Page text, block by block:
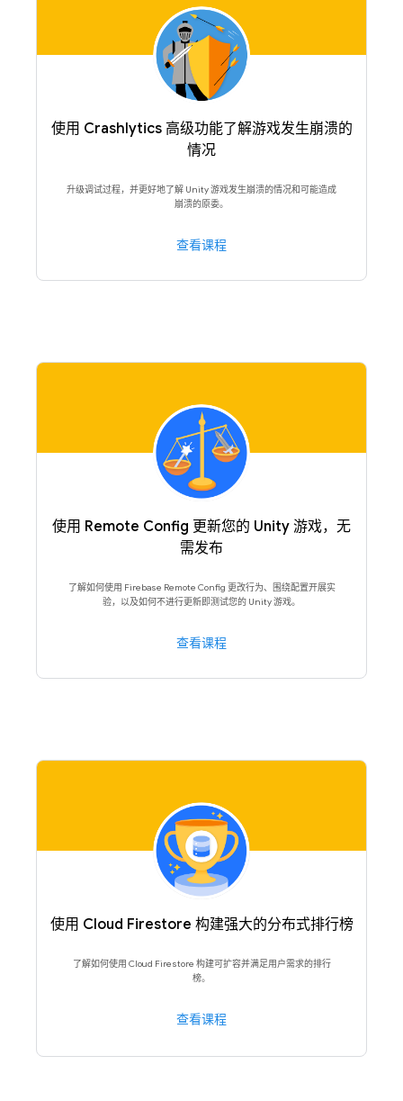
使用 Crashlytics 高级功能了解游戏发生崩溃的
情况
升级调试过程，并更好地了解 Unity 游戏发生崩溃的情况和可能造成
崩溃的原委。
查看课程
使用 Remote Config 更新您的 Unity 游戏，无
需发布
了解如何使用 Firebase Remote Config 更改行为、围绕配置开展实
验，以及如何不进行更新即测试您的 Unity 游戏。
查看课程
使用 Cloud Firestore 构建强大的分布式排行榜
了解如何使用 Cloud Firestore 构建可扩容并满足用户需求的排行
榜。
查看课程